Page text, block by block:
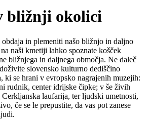
bližnji okolici
in plemeniti našo bližnjo in daljno
naši kmetiji lahko spoznate košček
bližnjega in daljnega območja. Ne daleč
slovensko kulturno dediščino
ki se hrani v evropsko nagrajenih muzejih:
rudnik, center idrijske čipke; v še živih
Cerkljanska laufarija, ter ljudski umetnosti,
če se le prepustite, da vas pot zanese